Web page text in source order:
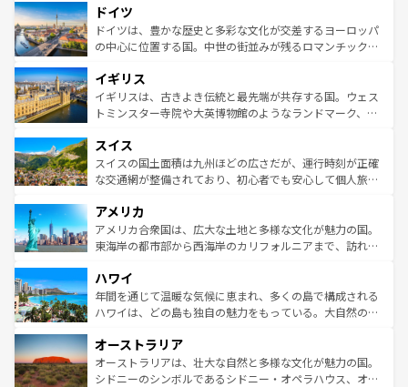
せる。地方によって風土や気候が異なるスペインはその個
性で訪れる人を魅了する。 なお、新着のスペイン情報は コ
ンテンツ一覧を参照してほしい。
で、幅広い魅力が詰まっている。華麗な宮殿、歴史的な大
聖堂、美しいビーチ、そして豊かな自然が、訪れる者を心
から魅了する。また、フランスは美食の国としても知ら
いる。シャンパンの発祥地であるランス、プロヴァンスの
香り高いラベンダー畑など、多彩な楽しみ方が可能だ。さ
らに、パリ以外の地域にも魅力が溢れており、どの街角に
れる地方に足を運ぶとそれぞれで全く異なる文化を体験で
きるだろう。 なお、新着のフランス情報はコンテンツ一覧
を参照してほしい。
ドイツ
ドイツは、豊かな歴史と多彩な文化が交差するヨーロッパ
の中心に位置する国。中世の街並みが残るロマンチック街
顔を持つこの国は、どこを歩いても飽きることがない。ベ
ルリンの文化的活気、バイエルン州のアルプスの絶景、そ
してライン川沿いのワイン畑といった風景は必見。ビール
は、お酒好きな人にはぜひ体験してほしい。 なお、新着の
ドイツ情報はコンテンツ一覧を参照してほしい。
イギリス
イギリスは、古きよき伝統と最先端が共存する国。ウェス
トミンスター寺院や大英博物館のようなランドマーク、歴
リアごとに異なる魅力がある。また、優雅なアフタヌーン
ティー、ビール好きにはたまらない英国パブ、サッカー観
戦など、本場だからこそできる体験も豊富。イギリスを旅
ンツ一覧を参照してほしい。
スイス
スイスの国土面積は九州ほどの広さだが、運行時刻が正確
な交通網が整備されており、初心者でも安心して個人旅行
の建物がそのまま残る町や、スイスならではのユニークな
博物館もあり、アルプス観光だけでなく町歩きも満喫する
ことができる。国民の所得が高いため物価も高いが、旅行
ば市内交通費無料で観光を楽しむこともできる。 なお、新
着のスイス情報はコンテンツ一覧 を参照してほしい。
アメリカ
アメリカ合衆国は、広大な土地と多様な文化が魅力の国。
東海岸の都市部から西海岸のカリフォルニアまで、訪れる
のような巨大都市は、観光、ショッピング、エンターテイ
ンメントが詰まった刺激的なスポットだ。一方、アメリカ
西部には大自然が広がり、グランドキャニオンやイエロー
部のニューオーリンズでは、音楽と美食が融合した独特の
文化が魅力。旅行者はアメリカの各地域で異なる魅力を楽
しみながら、その多様性と豊かな歴史を感じることができ
ハワイ
年間を通じて温暖な気候に恵まれ、多くの島で構成される
ハワイは、どの島も独自の魅力をもっている。大自然の神
ワイ島は見逃せない。また、定番の観光地といえばオアフ
島だが、静かな自然を求めるならマウイ島やカウアイ島が
おすすめ。エメラルドグリーンに輝く海をはじめ、豊かな
オーストラリア
オーストラリアは、壮大な自然と多様な文化が魅力の国。
シドニーのシンボルであるシドニー・オペラハウス、オー